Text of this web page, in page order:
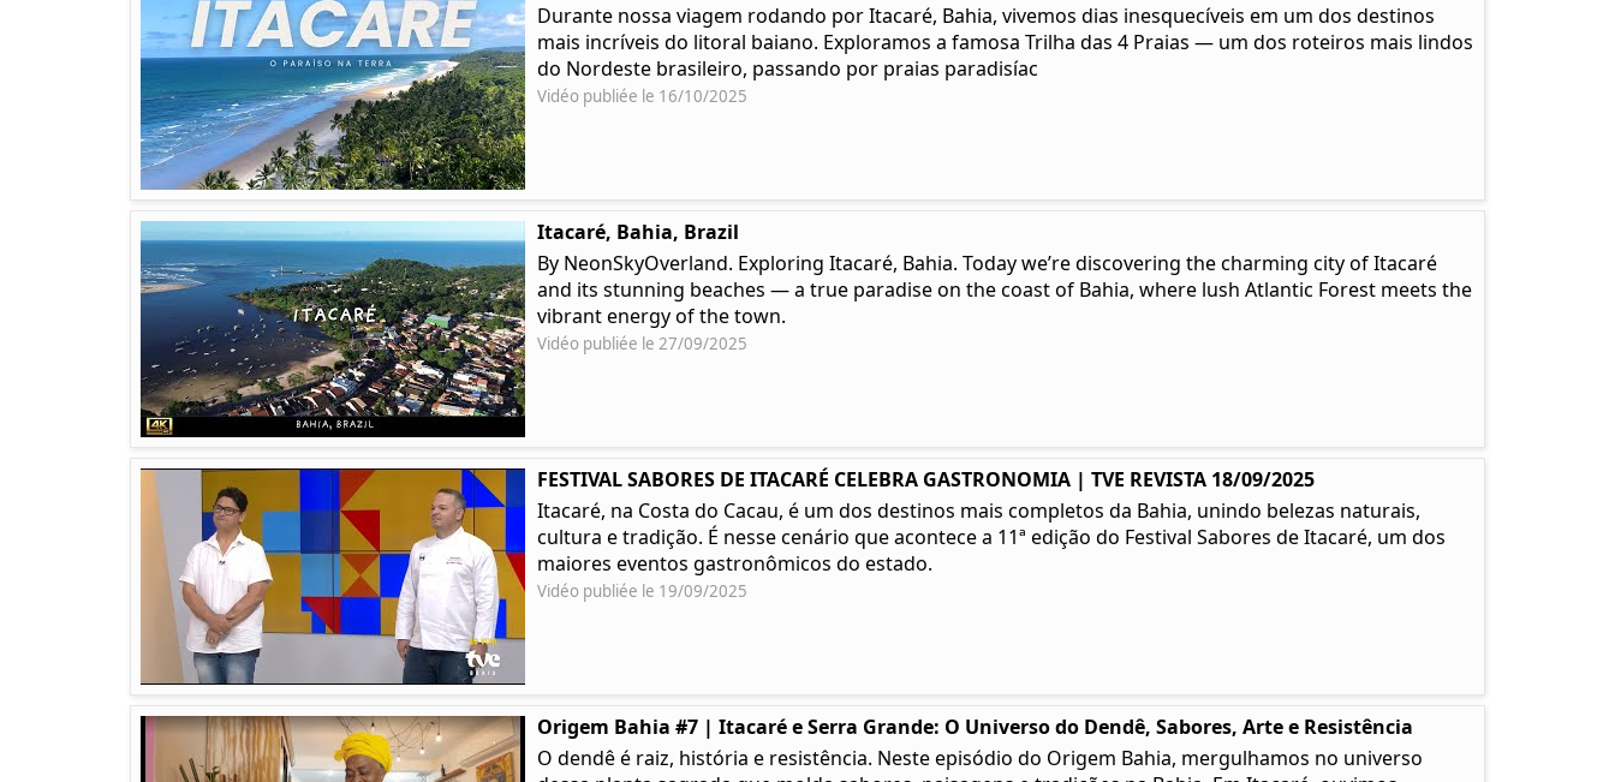
Durante nossa viagem rodando por Itacaré, Bahia, vivemos dias inesquecíveis em um dos destinos
mais incríveis do litoral baiano. Exploramos a famosa Trilha das 4 Praias — um dos roteiros mais lindos
do Nordeste brasileiro, passando por praias paradisíac
Vidéo publiée le 16/10/2025
Itacaré, Bahia, Brazil
By NeonSkyOverland. Exploring Itacaré, Bahia. Today we’re discovering the charming city of Itacaré
and its stunning beaches — a true paradise on the coast of Bahia, where lush Atlantic Forest meets the
vibrant energy of the town.
Vidéo publiée le 27/09/2025
FESTIVAL SABORES DE ITACARÉ CELEBRA GASTRONOMIA | TVE REVISTA 18/09/2025
Itacaré, na Costa do Cacau, é um dos destinos mais completos da Bahia, unindo belezas naturais,
cultura e tradição. É nesse cenário que acontece a 11ª edição do Festival Sabores de Itacaré, um dos
maiores eventos gastronômicos do estado.
Vidéo publiée le 19/09/2025
Origem Bahia #7 | Itacaré e Serra Grande: O Universo do Dendê, Sabores, Arte e Resistência
O dendê é raiz, história e resistência. Neste episódio do Origem Bahia, mergulhamos no universo